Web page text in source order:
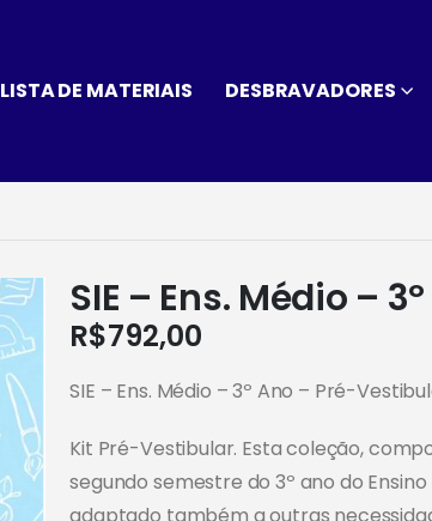
LISTA DE MATERIAIS DESBRAVADORES
SIE – Ens. Médio –
R$792,00
SIE – Ens. Médio – 3º Ano – Pré-
Kit Pré-Vestibular. Esta coleção,
segundo semestre do 3º ano do